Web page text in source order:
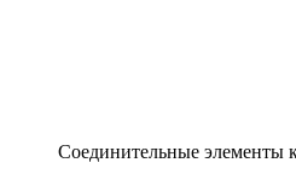
Соединительные элементы